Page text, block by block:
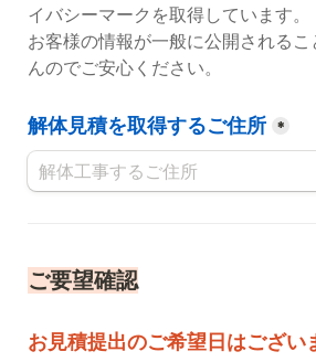
イバシーマークを取得しています。
お客様の情報が一般に公開される
んのでご安心ください。
解体見積を取得するご住所 *
ご要望確認
お見積提出のご希望日はござい